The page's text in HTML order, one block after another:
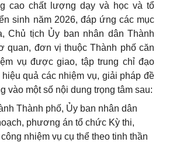
cao chất lượng dạy và học và tổ
sinh năm 2026, đáp ứng các mục
Chủ tịch Ủy ban nhân dân Thành
quan, đơn vị thuộc Thành phố căn
vụ được giao, tập trung chỉ đạo
quả các nhiệm vụ, giải pháp đề
vào một số nội dung trọng tâm sau:
Thành phố, Ủy ban nhân dân
phương án tổ chức Kỳ thi,
nhiệm vụ cụ thể theo tinh thần